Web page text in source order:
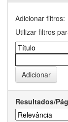
Adicionar filtros:
Utilizar filtros
Resultados/